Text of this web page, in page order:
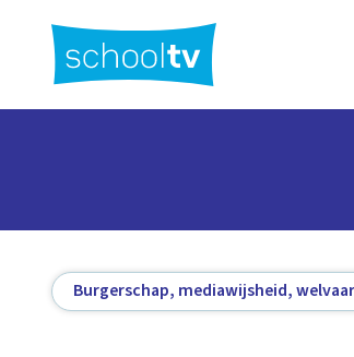
hoofdinhoud
Burgerschap, mediawijsheid,